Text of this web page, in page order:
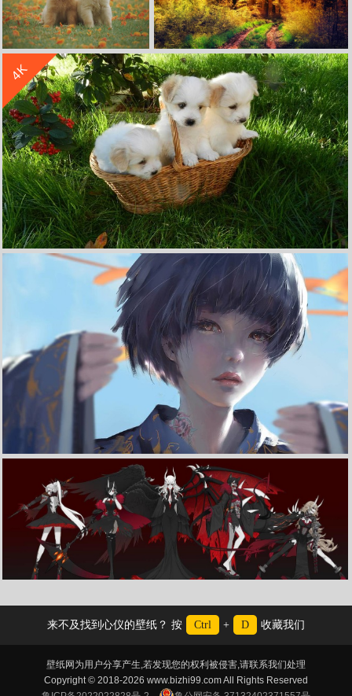
草地 可爱 俩只小狗 小花 4K高清萌动物壁纸 自然森林 黄色的太阳 秋天 树木 草 小路 4K高清风景壁纸
4K
绿草地 篮子 三只可爱小狗 4K高清萌动物壁纸
立 即 下 载
收 藏
小绿 4K高清动漫壁纸
立 即 下 载
收 藏
《RWBY》蔚斯·雪倪 露比·罗丝 塞伦 布蕾克·贝拉多娜 阳小龙 4K高清动漫壁纸
立 即 下 载
收 藏
来不及找到心仪的壁纸？ 按 Ctrl + D 收藏我们
壁纸网为用户分享产生,若发现您的权利被侵害,请联系我们处理
Copyright © 2018-2026 www.bizhi99.com All Rights Reserved